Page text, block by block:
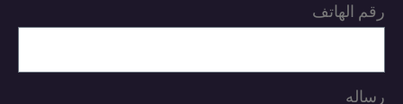
رقم الهاتف
رساله